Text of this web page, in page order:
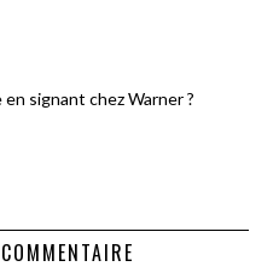
signant chez Warner ?